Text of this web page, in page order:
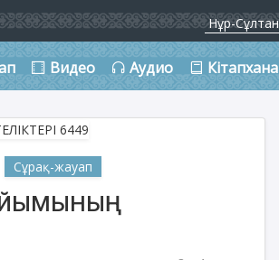
Видео Аудио Кітапхана
Сұрақ-жауап